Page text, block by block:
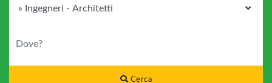
Cerca